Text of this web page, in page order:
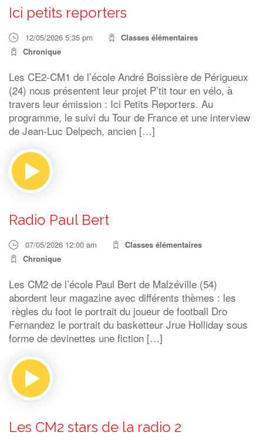
Ici petits reporters
12/05/2026 5:35 pm
Classes élémentaires
Chronique
Les CE2-CM1 de l’école André Boissière de Périgueux
(24) nous présentent leur projet P’tit tour en vélo, à
travers leur émission : Ici Petits Reporters. Au
programme, le suivi du Tour de France et une interview
de Jean-Luc Delpech, ancien […]
Radio Paul Bert
07/05/2026 12:00 am
Classes élémentaires
Chronique
Les CM2 de l’école Paul Bert de Malzéville (54)
abordent leur magazine avec différents thèmes : les
règles du foot le portrait du joueur de football Dro
Fernandez le portrait du basketteur Jrue Holliday sous
forme de devinettes une fiction […]
Les CM2 stars de la radio 2